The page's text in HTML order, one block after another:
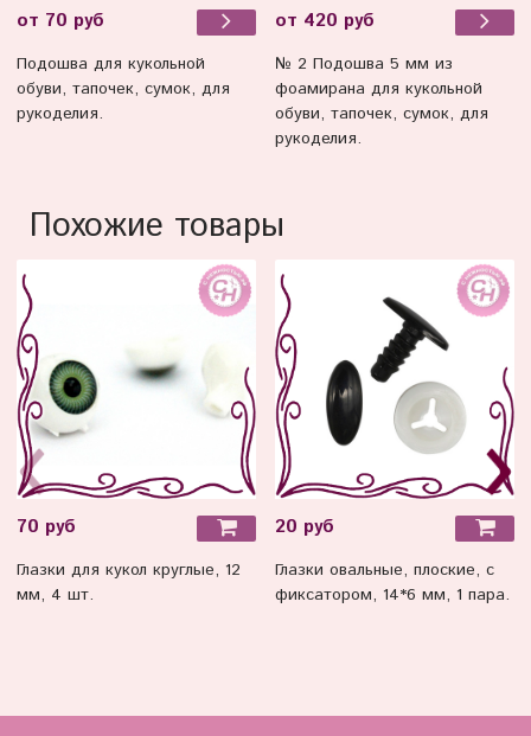
от 70 руб
Подошва для кукольной
обуви, тапочек, сумок, для
рукоделия.
от 420 руб
№ 2 Подошва 5 мм из
фоамирана для кукольной
обуви, тапочек, сумок, для
рукоделия.
Похожие товары
70 руб
Глазки для кукол круглые, 12
мм, 4 шт.
20 руб
Глазки овальные, плоские, с
фиксатором, 14*6 мм, 1 пара.